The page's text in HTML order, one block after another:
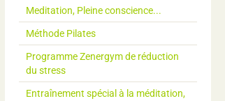
Meditation, Pleine conscience...
Méthode Pilates
Programme Zenergym de réduction
du stress
Entraînement spécial à la méditation,